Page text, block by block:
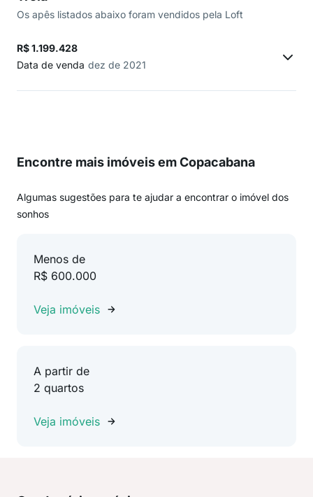
Os apês listados abaixo foram vendidos pela Loft
R$ 1.199.428
Data de venda dez de 2021
Encontre mais imóveis em Copacabana
Algumas sugestões para te ajudar a encontrar o imóvel dos
sonhos
Menos de
R$ 600.000
Veja imóveis
A partir de
2 quartos
Veja imóveis